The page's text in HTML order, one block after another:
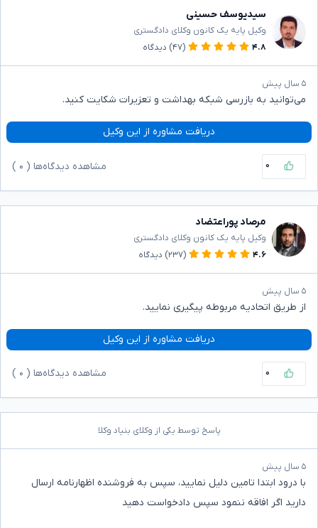
سیدیوسف حسینی
وکیل پایه یک کانون وکلای دادگستری
۴.۸
(۴۷) دیدگاه
۵ سال پیش
می‌توانید به بازرسی شبکه بهداشت و تعزیرات شکایت کنید.
دریافت مشاوره از این وکیل
۰ مشاهده دیدگاه‌ها ( ۰
مرصاد پوراعتضاد
وکیل پایه یک کانون وکلای دادگستری
۴.۶
(۲۳۷) دیدگاه
۵ سال پیش
از طریق اتحادیه مربوطه پیگیری نمایید.
دریافت مشاوره از این وکیل
۰ مشاهده دیدگاه‌ها ( ۰
پاسخ توسط یکی از وکلای بنیاد وکلا
۵ سال پیش
با درود ابتدا تامین دلیل نمایید، سپس به فروشنده اظهارنامه ارسال
دارید اگر افاقه ننمود سپس دادخواست دهید